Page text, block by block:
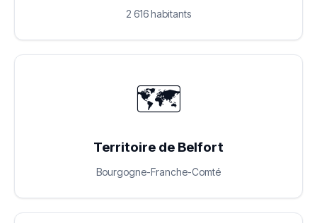
2 616 habitants
🗺️
Territoire de Belfort
Bourgogne-Franche-Comté